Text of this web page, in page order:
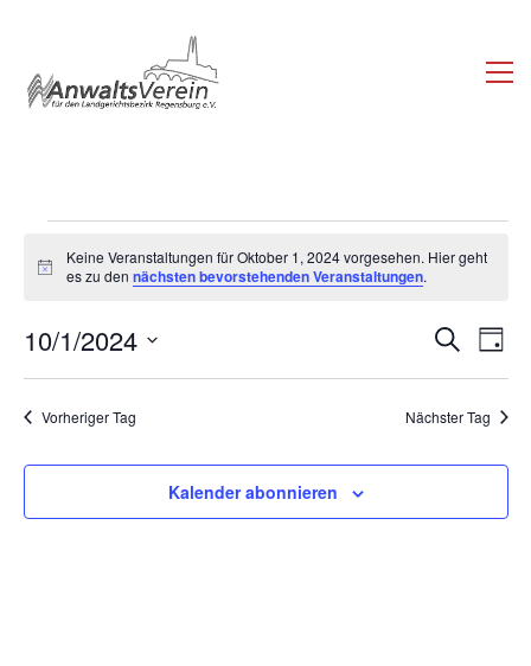
Veranstaltungen
für
Oktober
1,
2024
Hinweis
Keine Veranstaltungen für Oktober 1, 2024 vorgesehen. Hier geht
es zu den nächsten bevorstehenden Veranstaltungen.
Such-
und
SucheTag
10/1/2024
Vorheriger Tag Nächster Tag
Kalender abonnieren